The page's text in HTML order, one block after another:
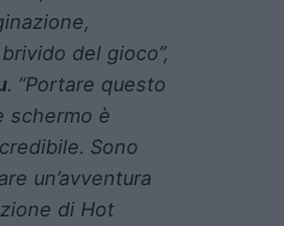
del gioco”,
. “Portare questo
schermo è
Sono
un’avventura
di Hot